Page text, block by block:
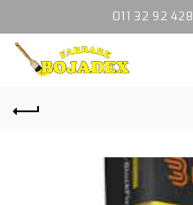
011 32 92 428